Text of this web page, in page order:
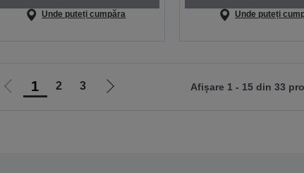
Unde puteți cumpăra Unde puteți
Mergi
1 2 3
Mergi
Afișare 1 - 15 din 33